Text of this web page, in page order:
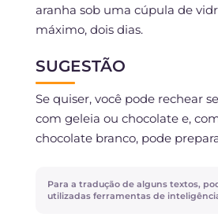
aranha sob uma cúpula de
máximo, dois dias.
Podem ser congelados, de
decoração ou cobertura.
SUGESTÃO
Se quiser, você pode rechear
com geleia ou chocolate e,
chocolate branco, pode
Para a tradução de alguns textos,
utilizadas ferramentas de